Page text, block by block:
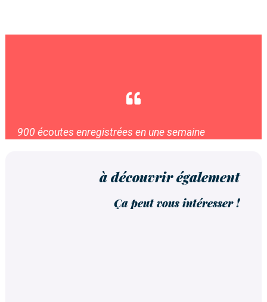

900 écoutes enregistrées en une semaine
à découvrir également
Ça peut vous intéresser !